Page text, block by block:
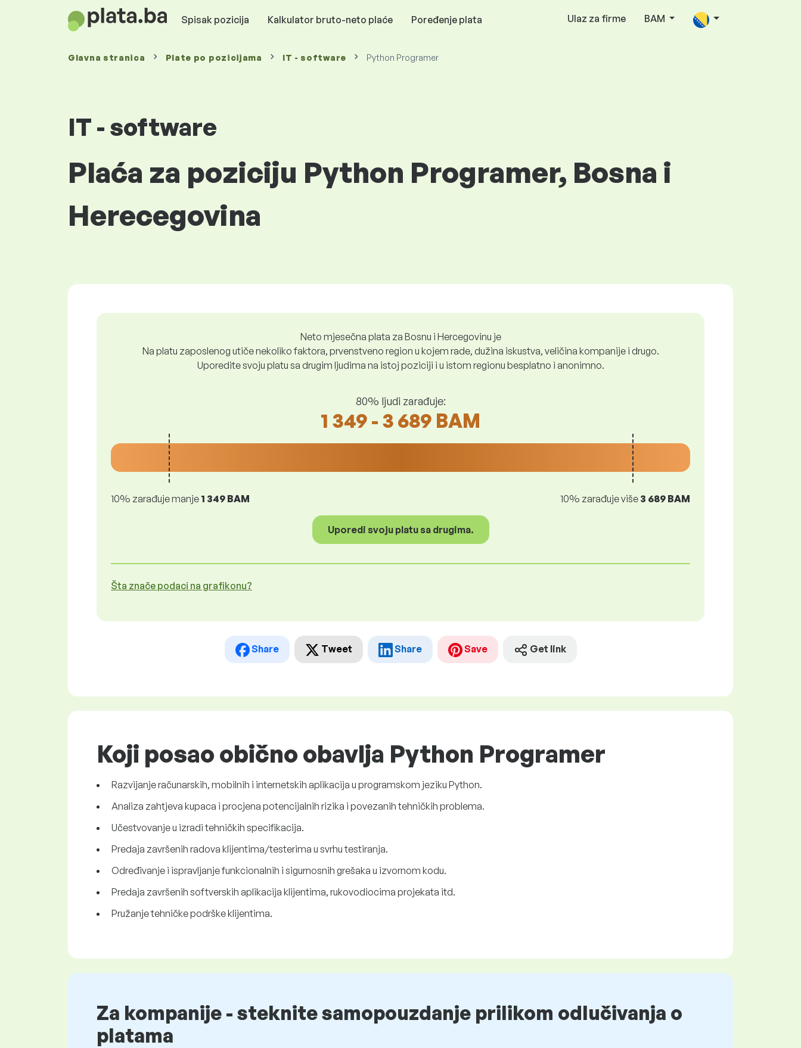
Spisak pozicija Kalkulator bruto-neto plaće Poređenje plata Ulaz za firme BAM
Glavna stranica Plate po pozicijama IT - software Python Programer
IT - software
Plaća za poziciju Python Programer, Bosna i
Herecegovina
Neto mjesečna plata za Bosnu i Hercegovinu je
Na platu zaposlenog utiče nekoliko faktora, prvenstveno region u kojem rade, dužina iskustva, veličina kompanije i drugo.
Uporedite svoju platu sa drugim ljudima na istoj poziciji i u istom regionu besplatno i anonimno.
80% ljudi zarađuje:
1 349 - 3 689 BAM
10% zarađuje manje 1 349 BAM 10% zarađuje više 3 689 BAM
Uporedi svoju platu sa drugima.
Šta znače podaci na grafikonu?
Share Tweet Share Save Get link
Koji posao obično obavlja Python Programer
Razvijanje računarskih, mobilnih i internetskih aplikacija u programskom jeziku Python.
Analiza zahtjeva kupaca i procjena potencijalnih rizika i povezanih tehničkih problema.
Učestvovanje u izradi tehničkih specifikacija.
Predaja završenih radova klijentima/testerima u svrhu testiranja.
Određivanje i ispravljanje funkcionalnih i sigurnosnih grešaka u izvornom kodu.
Predaja završenih softverskih aplikacija klijentima, rukovodiocima projekata itd.
Pružanje tehničke podrške klijentima.
Za kompanije - steknite samopouzdanje prilikom odlučivanja o
platama